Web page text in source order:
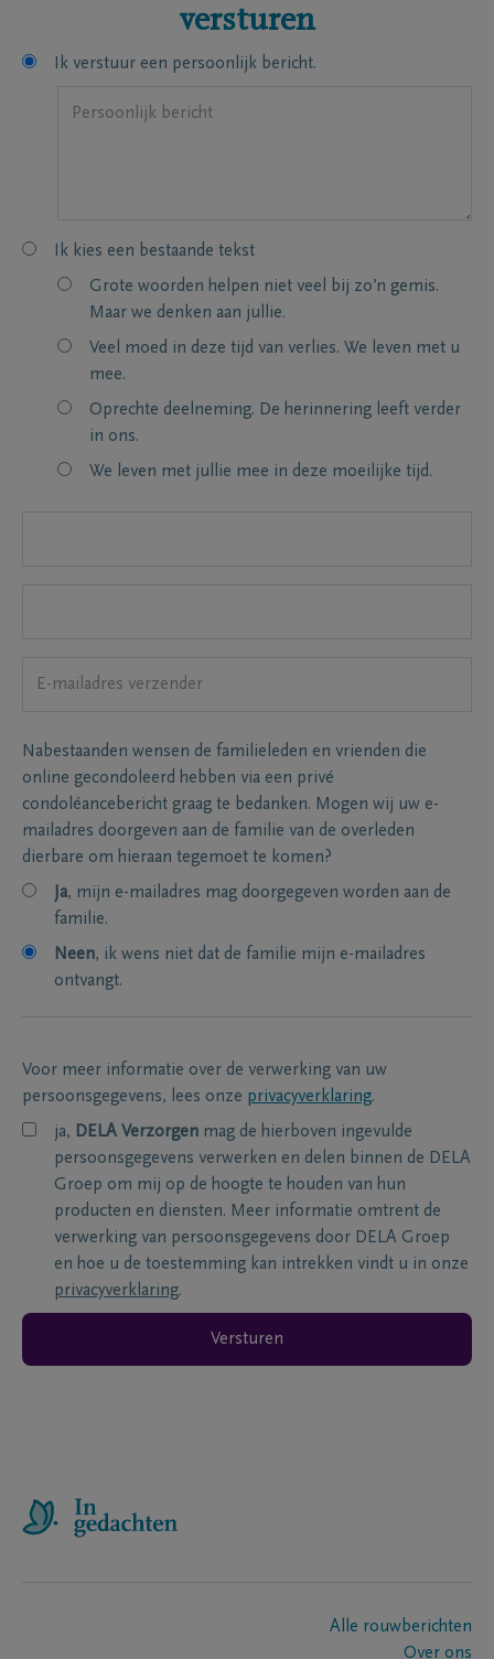
versturen
Ik verstuur een persoonlijk bericht.
Ik kies een bestaande tekst
Grote woorden helpen niet veel bij zo’n gemis.
Maar we denken aan jullie.
Veel moed in deze tijd van verlies. We leven met u
mee.
Oprechte deelneming. De herinnering leeft verder
in ons.
We leven met jullie mee in deze moeilijke tijd.
Nabestaanden wensen de familieleden en vrienden die
online gecondoleerd hebben via een privé
condoléancebericht graag te bedanken. Mogen wij uw e-
mailadres doorgeven aan de familie van de overleden
dierbare om hieraan tegemoet te komen?
Ja, mijn e-mailadres mag doorgegeven worden aan de
familie.
Neen, ik wens niet dat de familie mijn e-mailadres
ontvangt.
Voor meer informatie over de verwerking van uw
persoonsgegevens, lees onze privacyverklaring.
ja, DELA Verzorgen mag de hierboven ingevulde
persoonsgegevens verwerken en delen binnen de DELA
Groep om mij op de hoogte te houden van hun
producten en diensten. Meer informatie omtrent de
verwerking van persoonsgegevens door DELA Groep
en hoe u de toestemming kan intrekken vindt u in onze
privacyverklaring.
Versturen
Alle rouwberichten
Over ons